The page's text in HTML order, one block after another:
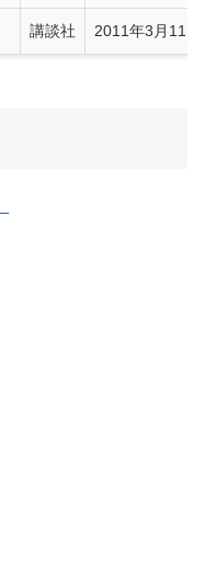
講談社 2011年3月11日